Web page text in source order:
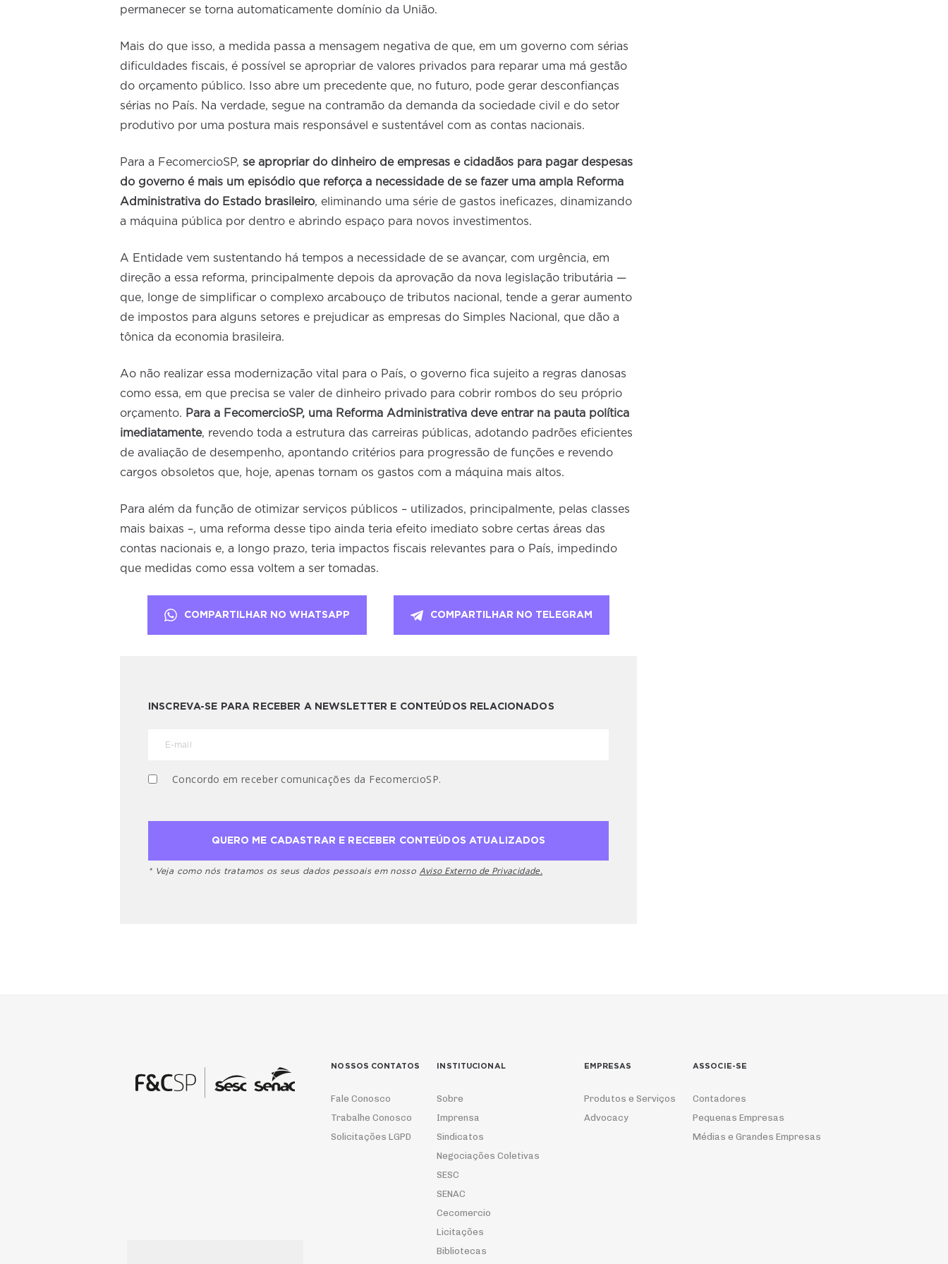
permanecer se torna automaticamente domínio da União.
Mais do que isso, a medida passa a mensagem negativa de que, em um governo com sérias
dificuldades fiscais, é possível se apropriar de valores privados para reparar uma má gestão
do orçamento público. Isso abre um precedente que, no futuro, pode gerar desconfianças
sérias no País. Na verdade, segue na contramão da demanda da sociedade civil e do setor
produtivo por uma postura mais responsável e sustentável com as contas nacionais.
Para a FecomercioSP, se apropriar do dinheiro de empresas e cidadãos para pagar despesas
do governo é mais um episódio que reforça a necessidade de se fazer uma ampla Reforma
Administrativa do Estado brasileiro, eliminando uma série de gastos ineficazes, dinamizando
a máquina pública por dentro e abrindo espaço para novos investimentos.
A Entidade vem sustentando há tempos a necessidade de se avançar, com urgência, em
direção a essa reforma, principalmente depois da aprovação da nova legislação tributária —
que, longe de simplificar o complexo arcabouço de tributos nacional, tende a gerar aumento
de impostos para alguns setores e prejudicar as empresas do Simples Nacional, que dão a
tônica da economia brasileira.
Ao não realizar essa modernização vital para o País, o governo fica sujeito a regras danosas
como essa, em que precisa se valer de dinheiro privado para cobrir rombos do seu próprio
orçamento. Para a FecomercioSP, uma Reforma Administrativa deve entrar na pauta política
imediatamente, revendo toda a estrutura das carreiras públicas, adotando padrões eficientes
de avaliação de desempenho, apontando critérios para progressão de funções e revendo
cargos obsoletos que, hoje, apenas tornam os gastos com a máquina mais altos.
Para além da função de otimizar serviços públicos – utilizados, principalmente, pelas classes
mais baixas –, uma reforma desse tipo ainda teria efeito imediato sobre certas áreas das
contas nacionais e, a longo prazo, teria impactos fiscais relevantes para o País, impedindo
que medidas como essa voltem a ser tomadas.
COMPARTILHAR NO WHATSAPP COMPARTILHAR NO TELEGRAM
INSCREVA-SE PARA RECEBER A NEWSLETTER E CONTEÚDOS RELACIONADOS
Concordo em receber comunicações da FecomercioSP.
* Veja como nós tratamos os seus dados pessoais em nosso Aviso Externo de Privacidade.
NOSSOS CONTATOS
Fale Conosco
Trabalhe Conosco
Solicitações LGPD
INSTITUCIONAL
Sobre
Imprensa
Sindicatos
Negociações Coletivas
SESC
SENAC
Cecomercio
Licitações
Bibliotecas
EMPRESAS
Produtos e Serviços
Advocacy
ASSOCIE-SE
Contadores
Pequenas Empresas
Médias e Grandes Empresas